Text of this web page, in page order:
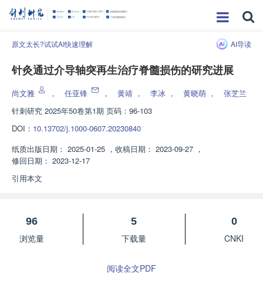
原文太长?试试AI快速理解 AI导读
针灸通过介导轴突再生治疗脊髓损伤的研究进展
尚文雅 ， 任亚锋 ， 黄靖 ， 李冰 ， 黄晓萌 ，
张芝兰
针刺研究 2025年50卷第1期 页码：96-103
DOI： 10.13702/j.1000-0607.20230840
纸质出版日期： 2025-01-25 ， 收稿日期： 2023-09-27 ，
修回日期： 2023-12-17
引用本文
96
浏览量
5
下载量
0
CNKI
阅读全文PDF